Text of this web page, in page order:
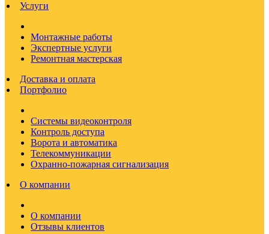
Услуги
Монтажные работы
Экспертные услуги
Ремонтная мастерская
Доставка и оплата
Портфолио
Системы видеоконтроля
Контроль доступа
Ворота и автоматика
Телекоммуникации
Охранно-пожарная сигнализация
О компании
О компании
Отзывы клиентов